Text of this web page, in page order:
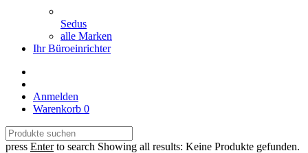
Sedus
alle Marken
Ihr Büroeinrichter
Anmelden
Warenkorb 0
press Enterto search Showing all results: Keine Produkte gefunden.